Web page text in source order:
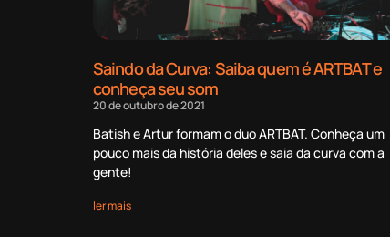
Saindo da Curva: Saiba quem é ARTBAT e
conheça seu som
20 de outubro de 2021
Batish e Artur formam o duo ARTBAT. Conheça um
pouco mais da história deles e saia da curva com a
gente!
ler mais